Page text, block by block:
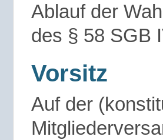
Ablauf der
des § 58 SGB
Vorsitz
Auf der